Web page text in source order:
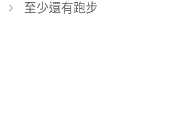
至少還有跑步